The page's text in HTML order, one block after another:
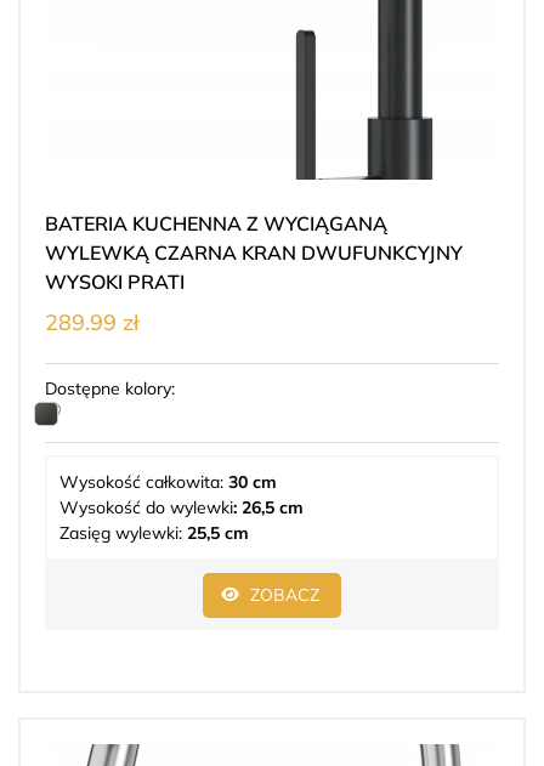
BATERIA KUCHENNA Z WYCIĄGANĄ
WYLEWKĄ CZARNA KRAN DWUFUNKCYJNY
WYSOKI PRATI
289.99 zł
Dostępne kolory:
Wysokość całkowita: 30 cm
Wysokość do wylewki: 26,5 cm
Zasięg wylewki: 25,5 cm
ZOBACZ